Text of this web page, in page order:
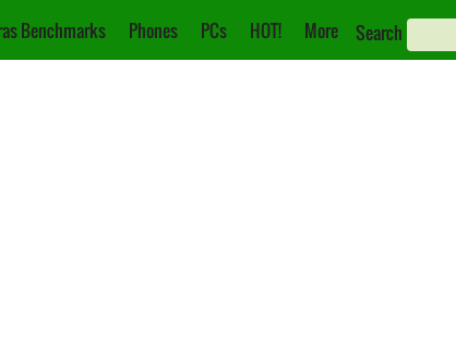
Benchmarks Phones PCs HOT! More Search